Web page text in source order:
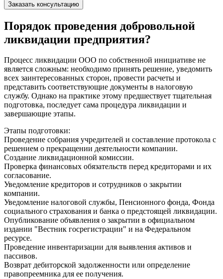
Заказать консультацию
Порядок проведения добровольной
ликвидации предприятия?
Процесс ликвидации ООО по собственной инициативе не
является сложным: необходимо принять решение, уведомить
всех заинтересованных сторон, провести расчеты и
представить соответствующие документы в налоговую
службу. Однако на практике этому предшествует тщательная
подготовка, последует сама процедура ликвидации и
завершающие этапы.
Этапы подготовки:
Проведение собрания учредителей и составление протокола с
решением о прекращении деятельности компании.
Создание ликвидационной комиссии.
Проверка финансовых обязательств перед кредиторами и их
согласование.
Уведомление кредиторов и сотрудников о закрытии
компании.
Уведомление налоговой службы, Пенсионного фонда, Фонда
социального страхования и банка о предстоящей ликвидации.
Опубликование объявления о закрытии в официальном
издании "Вестник госрегистрации" и на Федеральном
ресурсе.
Проведение инвентаризации для выявления активов и
пассивов.
Возврат дебиторской задолженности или определение
правопреемника для ее получения.